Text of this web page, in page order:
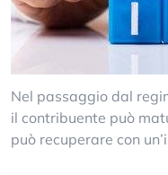
Nel passaggio dal
il contribuente può
può recuperare con